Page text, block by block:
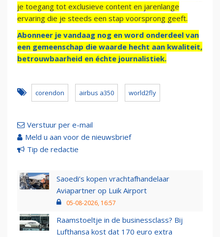
je toegang tot exclusieve content en jarenlange
ervaring die je steeds een stap voorsprong geeft.
Abonneer je vandaag nog en word onderdeel van
een gemeenschap die waarde hecht aan kwaliteit,
betrouwbaarheid en échte journalistiek.
corendon airbus a350 world2fly
Verstuur per e-mail
Meld u aan voor de nieuwsbrief
Tip de redactie
Saoedi’s kopen vrachtafhandelaar
Aviapartner op Luik Airport
05-08-2026, 16:57
Raamstoeltje in de businessclass? Bij
Lufthansa kost dat 170 euro extra